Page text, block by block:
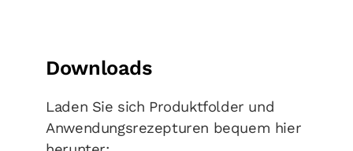
Downloads
Laden Sie sich Produktfolder und
Anwendungsrezepturen bequem hier